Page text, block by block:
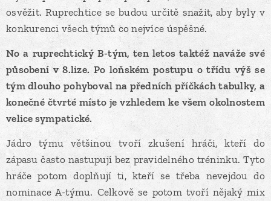
osvěžit. Ruprechtice se budou určitě snažit, aby byly v
konkurenci všech týmů co nejvíce úspěšné.
No a ruprechtický B-tým, ten letos taktéž naváže své
působení v 8.lize. Po loňském postupu o třídu výš se
tým dlouho pohyboval na předních příčkách tabulky, a
konečné čtvrté místo je vzhledem ke všem okolnostem
velice sympatické.
Jádro týmu většinou tvoří zkušení hráči, kteří do
zápasu často nastupují bez pravidelného tréninku. Tyto
hráče potom doplňují ti, kteří se třeba nevejdou do
nominace A-týmu. Celkově se potom tvoří nějaký mix